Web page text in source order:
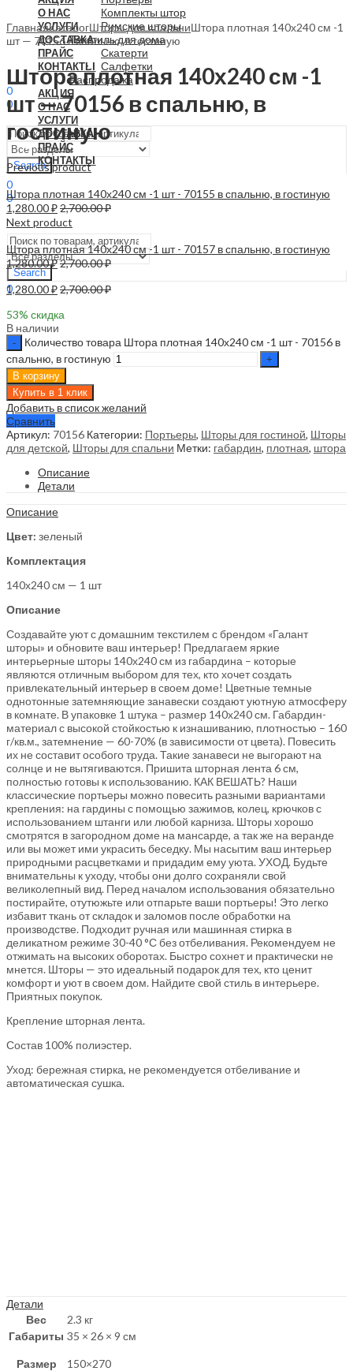
О НАС
УСЛУГИ
ДОСТАВКА
ПРАЙС
КОНТАКТЫ
0
0
Search
Комплекты штор
Римские шторы
Текстиль для дома
Скатерти
Салфетки
Распродажа
АКЦИЯ
О НАС
УСЛУГИ
ДОСТАВКА
ПРАЙС
КОНТАКТЫ
0
0
0.00₽
Menu
Search
0
ГлавнаяКаталогШторы для спальниШтора плотная 140х240 см -1
шт — 70156 в спальню, в гостиную
Штора плотная 140х240 см -1
шт — 70156 в спальню, в
гостиную
Previous product
Штора плотная 140х240 см -1 шт - 70155 в спальню, в гостиную
1,280.00₽2,700.00₽
Next product
Штора плотная 140х240 см -1 шт - 70157 в спальню, в гостиную
1,280.00₽2,700.00₽
1,280.00₽2,700.00₽
53% скидка
В наличии
Количество товара Штора плотная 140х240 см -1 шт - 70156 в
спальню, в гостиную
В корзину
Купить в 1 клик
Добавить в список желаний
Сравнить
Артикул: 70156 Категории: Портьеры, Шторы для гостиной, Шторы
для детской, Шторы для спальни Метки: габардин, плотная, штора
Описание
Детали
Описание
Цвет: зеленый
Комплектация
140х240 см — 1 шт
Описание
Создавайте уют с домашним текстилем с брендом «Галант
шторы» и обновите ваш интерьер! Предлагаем яркие
интерьерные шторы 140х240 см из габардина – которые
являются отличным выбором для тех, кто хочет создать
привлекательный интерьер в своем доме! Цветные темные
однотонные затемняющие занавески создают уютную атмосферу
в комнате. В упаковке 1 штука – размер 140х240 см. Габардин-
материал с высокой стойкостью к изнашиванию, плотностью – 160
г/кв.м., затемнение — 60-70% (в зависимости от цвета). Повесить
их не составит особого труда. Такие занавеси не выгорают на
солнце и не вытягиваются. Пришита шторная лента 6 см,
полностью готовы к использованию. КАК ВЕШАТЬ? Наши
классические портьеры можно повесить разными вариантами
крепления: на гардины с помощью зажимов, колец, крючков с
использованием штанги или любой карниза. Шторы хорошо
смотрятся в загородном доме на мансарде, а так же на веранде
или вы может ими украсить беседку. Мы насытим ваш интерьер
природными расцветками и придадим ему уюта. УХОД. Будьте
внимательны к уходу, чтобы они долго сохраняли свой
великолепный вид. Перед началом использования обязательно
постирайте, отутюжьте или отпарьте ваши портьеры! Это легко
избавит ткань от складок и заломов после обработки на
производстве. Подходит ручная или машинная стирка в
деликатном режиме 30-40 °С без отбеливания. Рекомендуем не
отжимать на высоких оборотах. Быстро сохнет и практически не
мнется. Шторы — это идеальный подарок для тех, кто ценит
комфорт и уют в своем дом. Найдите свой стиль в интерьере.
Приятных покупок.
Крепление шторная лента.
Состав 100% полиэстер.
Уход: бережная стирка, не рекомендуется отбеливание и
автоматическая сушка.
Детали
Вес
2.3 кг
Габариты 35 × 26 × 9 см
Размер 150×270